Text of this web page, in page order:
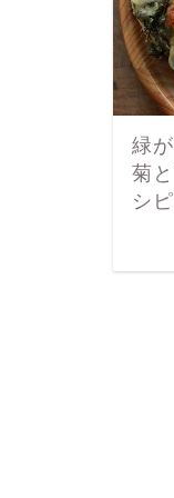
緑
菊
シピ